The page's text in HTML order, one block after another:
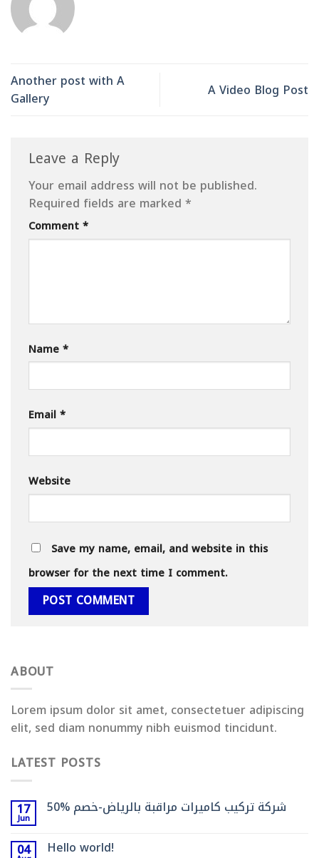
Another post with A
Gallery
A Video Blog Post
Leave a Reply
Your email address will not be published.
Required fields are marked*
Comment*
Name*
Email*
Website
Save my name, email, and website in this
browser for the next time I comment.
ABOUT
Lorem ipsum dolor sit amet, consectetuer adipiscing
elit, sed diam nonummy nibh euismod tincidunt.
LATEST POSTS
17
Jun
شركة تركيب كاميرات مراقبة بالرياض-خصم %50
04
Hello world!